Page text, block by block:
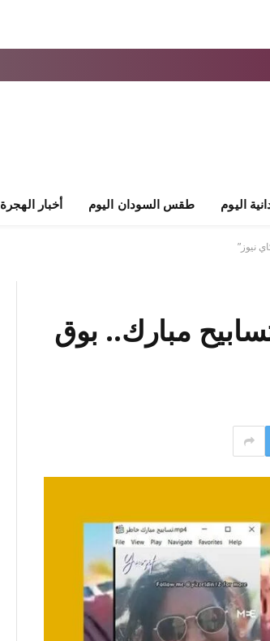
اليوم طقس السودان اليوم أخبار الهجرة
نيوز”
مبارك.. بوق